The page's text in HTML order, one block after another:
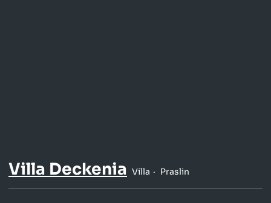
Villa Deckenia Villa Praslin